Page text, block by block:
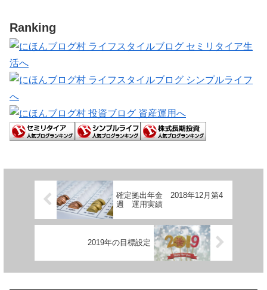
Ranking
確定拠出年金 2018年12月第4
週 運用実績
2019年の目標設定